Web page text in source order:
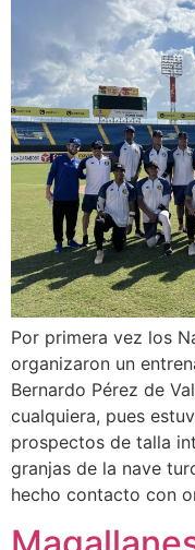
Por primera vez los
organizaron un
Bernardo Pérez de
cualquiera, pues
prospectos de talla
granjas de la nave
hecho contacto con